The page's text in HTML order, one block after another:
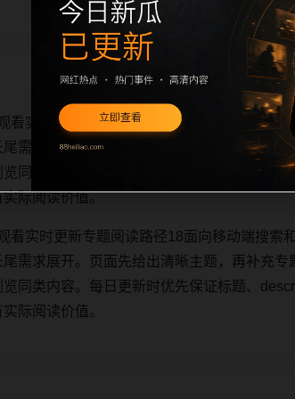
看实时更新专题阅读路径18面向移动端搜索
需求展开。页面先给出清晰主题，再补充
同类内容。每日更新时优先保证标题、
际阅读价值。
看实时更新专题阅读路径18面向移动端搜索
需求展开。页面先给出清晰主题，再补充
同类内容。每日更新时优先保证标题、
际阅读价值。